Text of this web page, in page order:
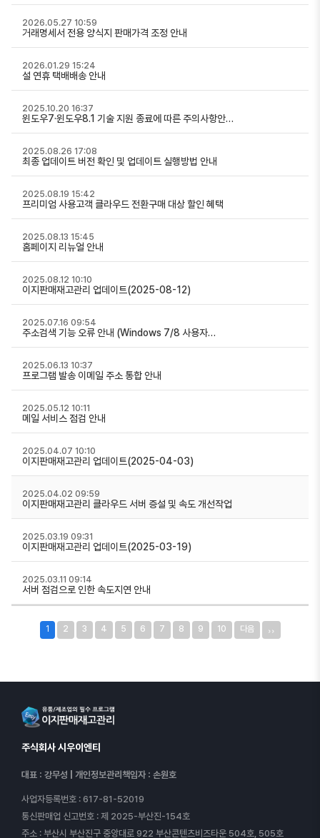
거래명세서 전용 양식지 판매가격 조정 안내
2026.05.27 10:59
설 연휴 택배배송 안내
2026.01.29 15:24
윈도우7·윈도우8.1 기술 지원 종료에 따른 주의사항안…
2025.10.20 16:37
최종 업데이트 버전 확인 및 업데이트 실행방법 안내
2025.08.26 17:08
프리미엄 사용고객 클라우드 전환구매 대상 할인 혜택
2025.08.19 15:42
홈페이지 리뉴얼 안내
2025.08.13 15:45
이지판매재고관리 업데이트(2025-08-12)
2025.08.12 10:10
주소검색 기능 오류 안내 (Windows 7/8 사용자…
2025.07.16 09:54
프로그램 발송 이메일 주소 통합 안내
2025.06.13 10:37
메일 서비스 점검 안내
2025.05.12 10:11
이지판매재고관리 업데이트(2025-04-03)
2025.04.07 10:10
이지판매재고관리 클라우드 서버 증설 및 속도 개선작업
2025.04.02 09:59
이지판매재고관리 업데이트(2025-03-19)
2025.03.19 09:31
서버 점검으로 인한 속도지연 안내
2025.03.11 09:14
1 2 3 4 5 6 7 8 9 10 다음 ››
주식회사 시우이엔티
대표 : 강무성 개인정보관리책임자 : 손원호
사업자등록번호 : 617-81-52019
통신판매업 신고번호 : 제 2025-부산진-154호
주소 : 부산시 부산진구 중앙대로 922 부산콘텐츠비즈타운 504호, 505호